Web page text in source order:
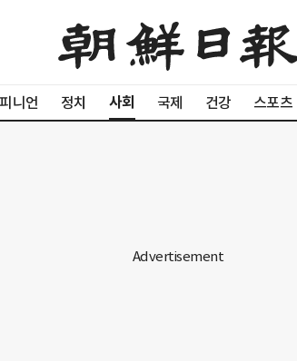
니언 정치 사회 국제 건강 스포츠